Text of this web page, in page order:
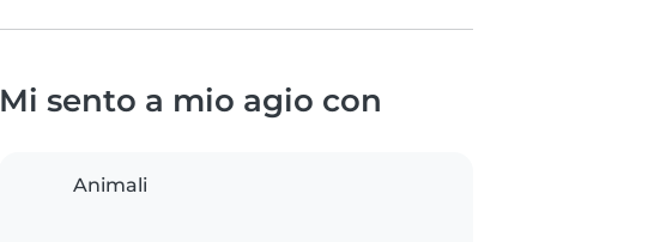
Mi sento a mio agio con
Animali